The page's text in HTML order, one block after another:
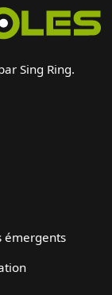
Sing Ring.
émergents